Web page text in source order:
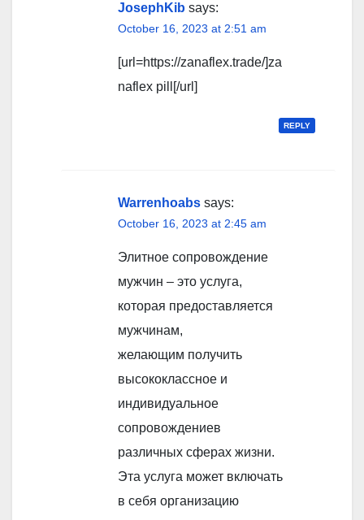
JosephKib says:
October 16, 2023 at 2:51 am
[url=https://zanaflex.trade/]za
naflex pill[/url]
REPLY
Warrenhoabs says:
October 16, 2023 at 2:45 am
Элитное сопровождение
мужчин – это услуга,
которая предоставляется
мужчинам,
желающим получить
высококлассное и
индивидуальное
сопровождениев
различных сферах жизни.
Эта услуга может включать
в себя организацию